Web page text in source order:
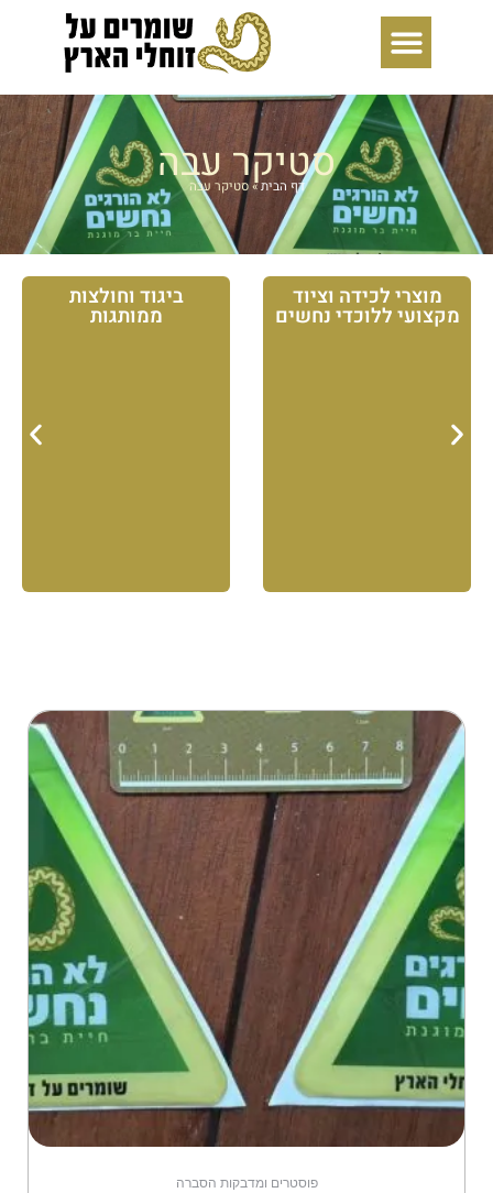
סטיקר עבה
דף הבית»סטיקר עבה
מוצרי לכידה וציוד
מקצועי ללוכדי נחשים
ביגוד וחולצות
ממותגות
פוסטרים ומדבקות הסברה